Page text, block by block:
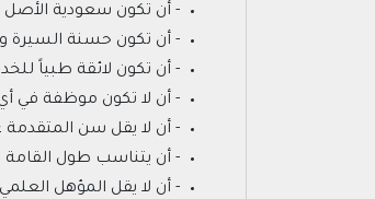
- أن تكون سعودية
- أن تكون حسنة السيرة
- أن تكون لائقة طبياً
- أن لا تكون موظفة في
- أن لا يقل سن
- أن يتناسب طول القامة مع
- أن لا يقل المؤهل